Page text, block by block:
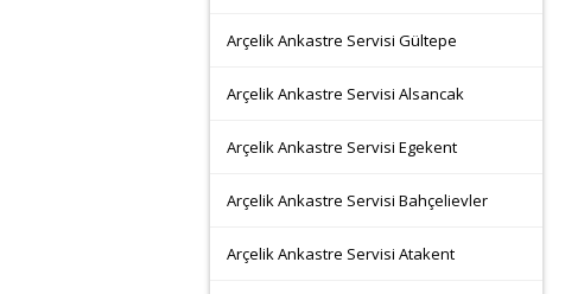
Arçelik Ankastre Servisi Gültepe
Arçelik Ankastre Servisi Alsancak
Arçelik Ankastre Servisi Egekent
Arçelik Ankastre Servisi Bahçelievler
Arçelik Ankastre Servisi Atakent